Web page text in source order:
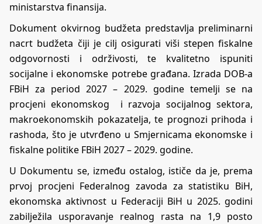
ministarstva finansija.
Dokument okvirnog budžeta predstavlja preliminarni
nacrt budžeta čiji je cilj osigurati viši stepen fiskalne
odgovornosti i održivosti, te kvalitetno ispuniti
socijalne i ekonomske potrebe građana. Izrada DOB-a
FBiH za period 2027 – 2029. godine temelji se na
procjeni ekonomskog i razvoja socijalnog sektora,
makroekonomskih pokazatelja, te prognozi prihoda i
rashoda, što je utvrđeno u Smjernicama ekonomske i
fiskalne politike FBiH 2027 – 2029. godine.
U Dokumentu se, između ostalog, ističe da je, prema
prvoj procjeni Federalnog zavoda za statistiku BiH,
ekonomska aktivnost u Federaciji BiH u 2025. godini
zabilježila usporavanje realnog rasta na 1,9 posto